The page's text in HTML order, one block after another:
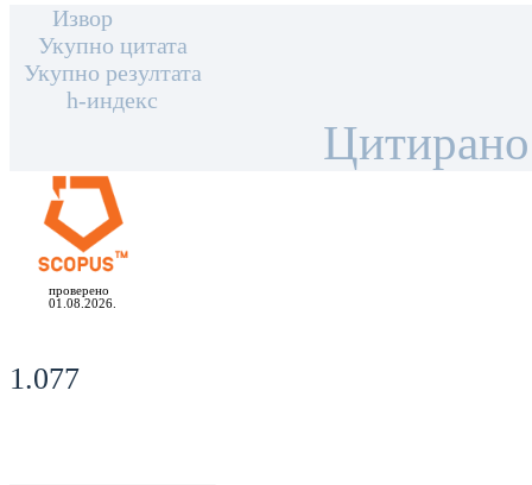
Извор
Укупно цитата
Укупно резултата
h-индекс
проверено
01.08.2026.
1.077